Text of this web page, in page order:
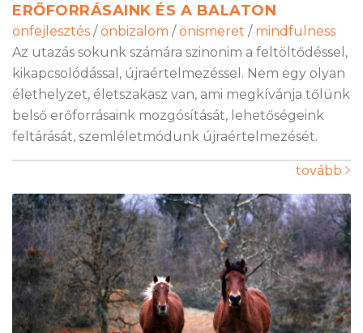
ERŐFORRÁSAINK ÉS A BALATON
önfejlesztés / önbizalom / önismeret / mindfulness
Az utazás sokunk számára szinonim a feltöltődéssel,
kikapcsolódással, újraértelmezéssel. Nem egy olyan
élethelyzet, életszakasz van, ami megkívánja tőlünk
belső erőforrásaink mozgósítását, lehetőségeink
feltárását, szemléletmódunk újraértelmezését.
tovább